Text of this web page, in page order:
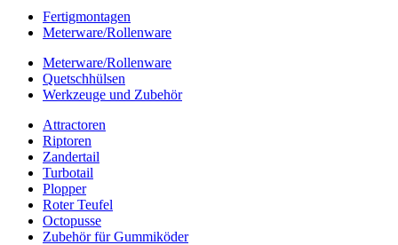
Fertigmontagen
Meterware/Rollenware
Meterware/Rollenware
Quetschhülsen
Werkzeuge und Zubehör
Attractoren
Riptoren
Zandertail
Turbotail
Plopper
Roter Teufel
Octopusse
Zubehör für Gummiköder